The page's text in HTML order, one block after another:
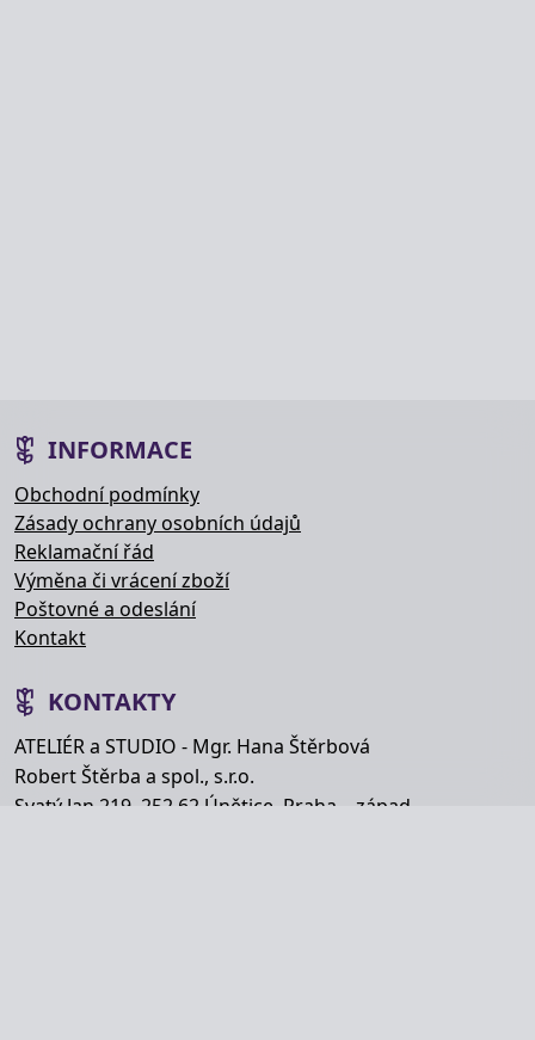
INFORMACE
Obchodní podmínky
Zásady ochrany osobních údajů
Reklamační řád
Výměna či vrácení zboží
Poštovné a odeslání
Kontakt
KONTAKTY
ATELIÉR a STUDIO - Mgr. Hana Štěrbová
Robert Štěrba a spol., s.r.o.
Svatý Jan 219, 252 62 Únětice, Praha – západ